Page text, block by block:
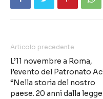
Articolo precedente
L’11 novembre a Roma,
l’evento del Patronato
“Nella storia del nostro
paese. 20 anni dalla legge